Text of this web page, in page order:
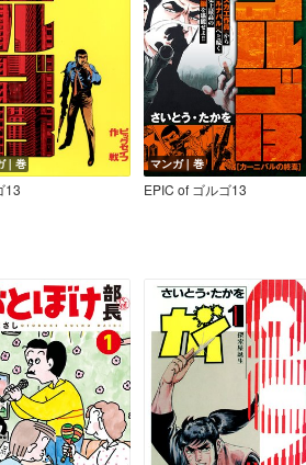
｜巻
13
マンガ｜巻
EPIC of ゴルゴ13